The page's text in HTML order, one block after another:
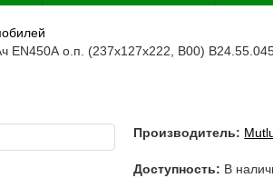
EN450А о.п. (237х127х222, B00)
Производитель:
Доступность: В